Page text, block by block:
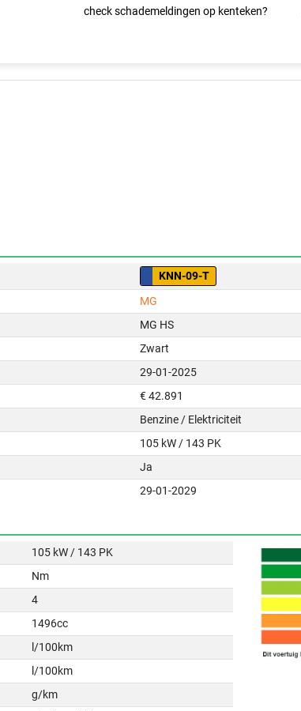
check schademeldingen op kenteken?
KNN-09-T
MG
MG HS
Zwart
29-01-2025
€ 42.891
Benzine / Elektriciteit
105 kW / 143 PK
Ja
29-01-2029
105 kW / 143 PK
Nm
4
1496cc
l/100km
l/100km
g/km